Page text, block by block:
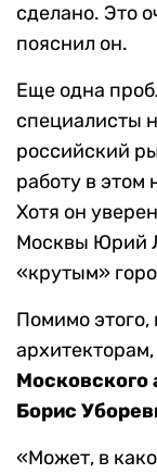
сделано. Это
пояснил он.
Еще одна
специалисты
российский
работу в этом
Хотя он
Москвы Юрий
«крутым»
Помимо
Московского
Борис
«Может, в